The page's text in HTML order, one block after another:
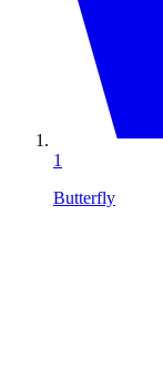
1
Butterfly